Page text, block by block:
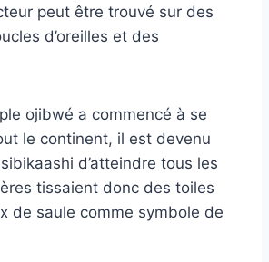
peut être trouvé sur des
d’oreilles et des
ojibwé a commencé à se
le continent, il est devenu
d’atteindre tous les
tissaient donc des toiles
de saule comme symbole de